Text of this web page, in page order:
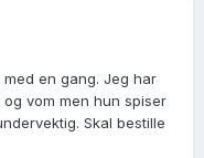
en gang. Jeg har
vom men hun spiser
Skal bestille